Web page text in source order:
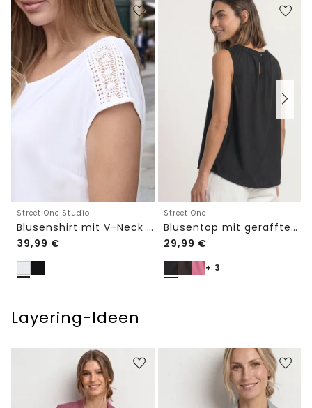
Street One Studio
Blusenshirt mit V-Neck und Spitze
39,99 €
Street One
Blusentop mit gerafftem Rundhals
29,99 €
+ 3
Layering-Ideen